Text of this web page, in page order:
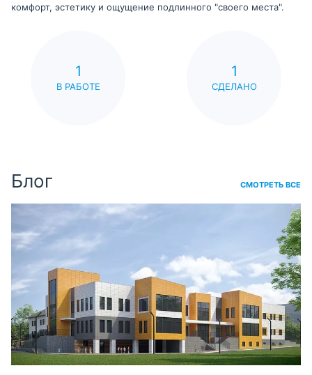
комфорт, эстетику и ощущение подлинного "своего места".
1
В РАБОТЕ
1
СДЕЛАНО
Блог СМОТРЕТЬ ВСЕ